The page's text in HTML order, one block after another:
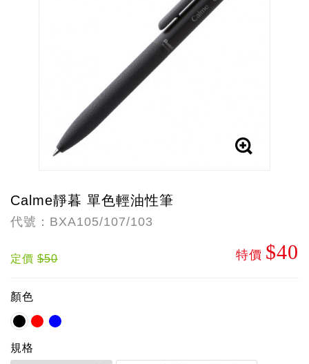
Calme靜暮 單色輕油性筆
代號：BXA105/107/103
定價 $50 特價 $40
顏色
規格